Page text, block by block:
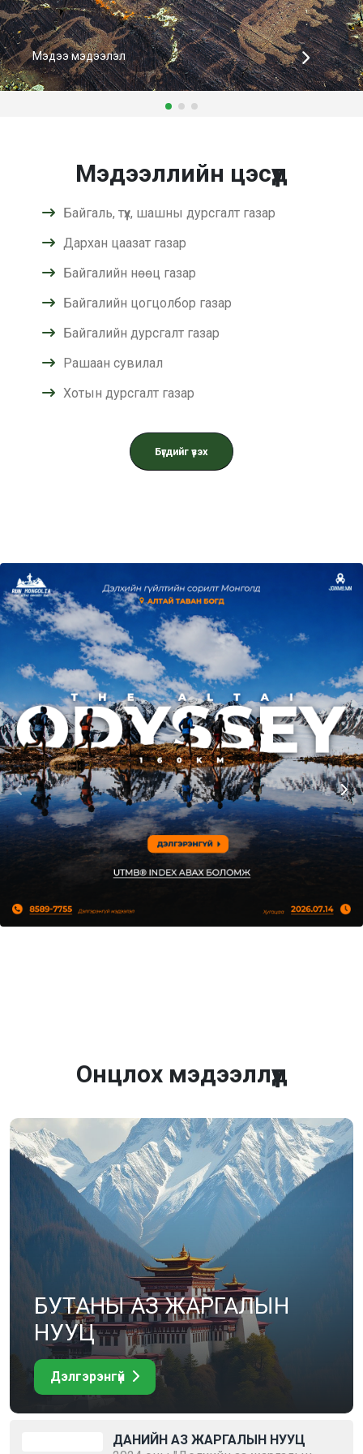
Мэдээ мэдээлэл
Мэдээллийн цэсүүд
Байгаль, түүх, шашны дурсгалт газар
Дархан цаазат газар
Байгалийн нөөц газар
Байгалийн цогцолбор газар
Байгалийн дурсгалт газар
Рашаан сувилал
Хотын дурсгалт газар
Бүгдийг үзэх
Онцлох мэдээллүүд
БУТАНЫ АЗ ЖАРГАЛЫН
НУУЦ
Дэлгэрэнгүй
ДАНИЙН АЗ ЖАРГАЛЫН НУУЦ